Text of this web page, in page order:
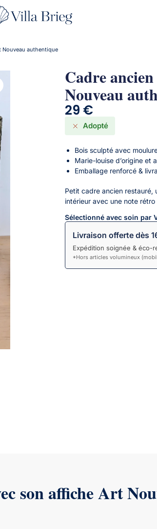
Nouveau authentique
Cadre
Nouveau
29 €
Adopté
Bois sculpté avec
Marie-louise d’origine et
Emballage renforcé &
Petit cadre ancien
intérieur avec une note rétro
Sélectionné avec soin par
Livraison offerte dès
Expédition soignée & éco-
*Hors articles volumineux
son affiche Art